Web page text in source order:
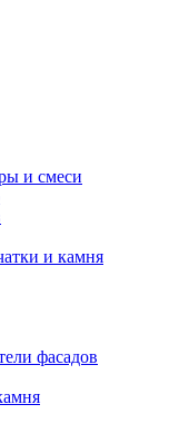
и смеси
и камня
фасадов